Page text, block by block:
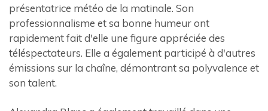
présentatrice météo de la matinale. Son
professionnalisme et sa bonne humeur ont
rapidement fait d'elle une figure appréciée des
téléspectateurs. Elle a également participé à d'autres
émissions sur la chaîne, démontrant sa polyvalence et
son talent.